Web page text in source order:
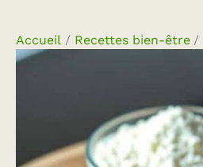
Accueil Recettes bien-être